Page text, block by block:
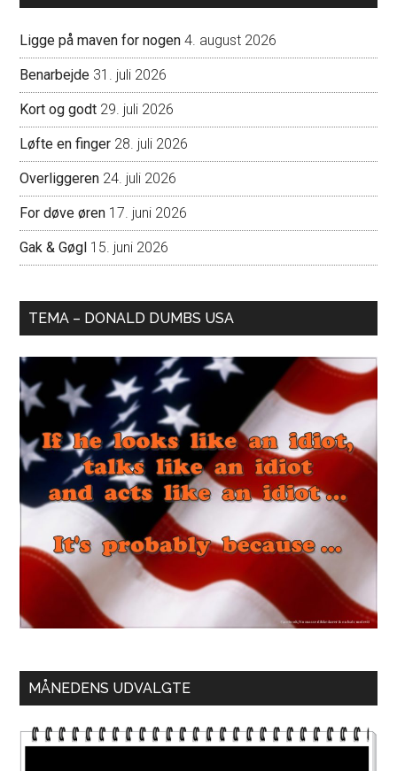
Ligge på maven for nogen 4. august 2026
Benarbejde 31. juli 2026
Kort og godt 29. juli 2026
Løfte en finger 28. juli 2026
Overliggeren 24. juli 2026
For døve øren 17. juni 2026
Gak & Gøgl 15. juni 2026
TEMA – DONALD DUMBS USA
MÅNEDENS UDVALGTE